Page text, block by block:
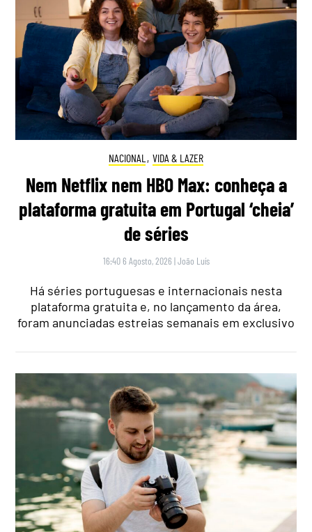
NACIONAL , VIDA & LAZER
Nem Netflix nem HBO Max: conheça a
plataforma gratuita em Portugal ‘cheia’
de séries
16:40 6 Agosto, 2026 |João Luís
Há séries portuguesas e internacionais nesta
plataforma gratuita e, no lançamento da área,
foram anunciadas estreias semanais em exclusivo